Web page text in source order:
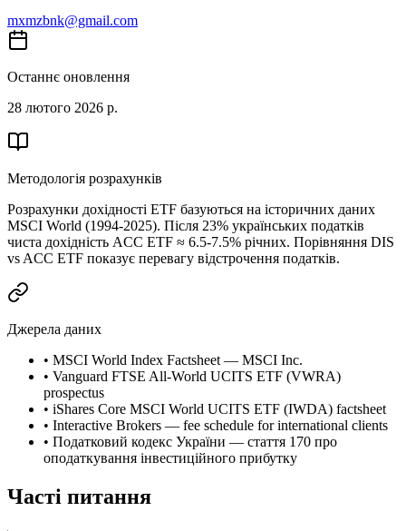
mxmzbnk@gmail.com
Останнє оновлення
28 лютого 2026 р.
Методологія розрахунків
Розрахунки дохідності ETF базуються на історичних даних
MSCI World (1994-2025). Після 23% українських податків
чиста дохідність ACC ETF ≈ 6.5-7.5% річних. Порівняння DIS
vs ACC ETF показує перевагу відстрочення податків.
Джерела даних
• MSCI World Index Factsheet — MSCI Inc.
• Vanguard FTSE All-World UCITS ETF (VWRA)
prospectus
• iShares Core MSCI World UCITS ETF (IWDA) factsheet
• Interactive Brokers — fee schedule for international clients
• Податковий кодекс України — стаття 170 про
оподаткування інвестиційного прибутку
Часті питання